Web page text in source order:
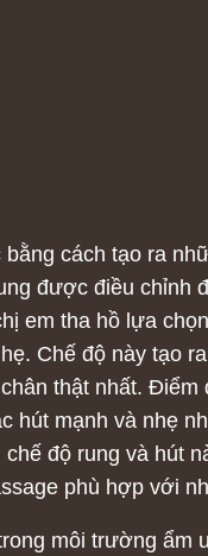
bằng cách tạo ra
được điều
em tha hồ lựa
Chế độ này tạo
thật nhất.
mạnh và nhẹ
độ rung và hút
phù hợp với
môi trường ẩm